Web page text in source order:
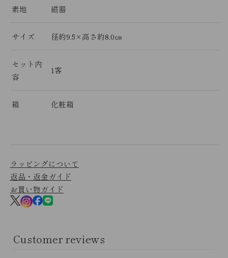
素地 磁器
サイズ 径約9.5×高さ約8.0㎝
セット内
容
1客
箱 化粧箱
ラッピングについて
返品・返金ガイド
お買い物ガイド
Customer reviews